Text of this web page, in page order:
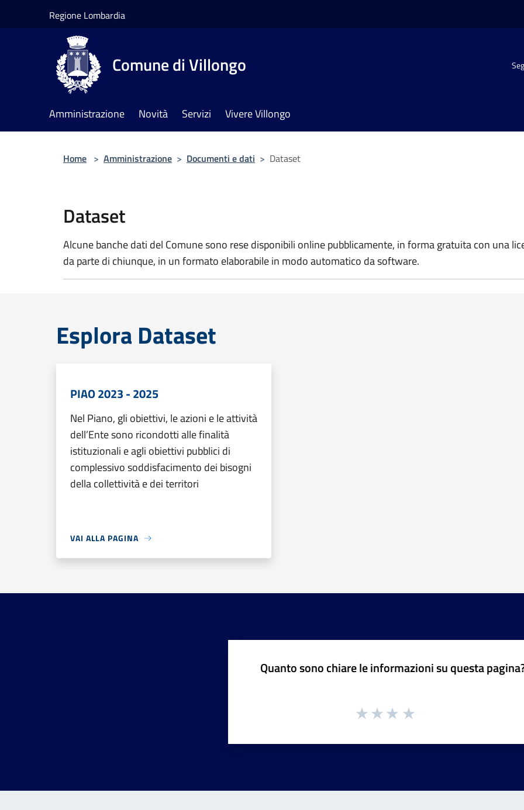
Regione Lombardia
Comune di Villongo
Amministrazione Novità Servizi Vivere Villongo
Home > Amministrazione > Documenti e dati > Dataset
Dataset
Alcune banche dati del Comune sono rese disponibili online pubblicamente, in forma gratuita con una
da parte di chiunque, in un formato elaborabile in modo automatico da software.
Esplora Dataset
PIAO 2023 - 2025
Nel Piano, gli obiettivi, le azioni e le attività
dell’Ente sono ricondotti alle finalità
istituzionali e agli obiettivi pubblici di
complessivo soddisfacimento dei bisogni
della collettività e dei territori
VAI ALLA PAGINA
Quanto sono chiare le informazioni su questa